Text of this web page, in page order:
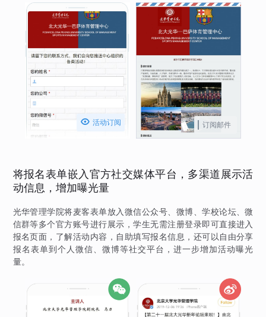
 活动订阅 订阅邮件
将报名表单嵌入官方社交媒体平台，多渠道展示活
动信息，增加曝光量
光华管理学院将麦客表单放入微信公众号、微博、学校论坛、微
信群等多个官方账号进行展示，学生无需注册登录即可直接进入
报名页面，了解活动内容，自助填写报名信息，还可以自由分享
报名表单到个人微信、微博等社交平台，进一步增加活动曝光
量。